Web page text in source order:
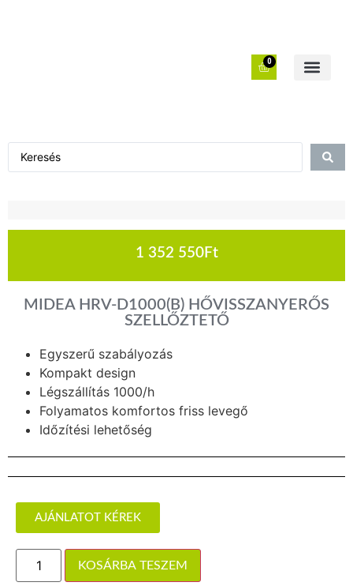
0
1 352 550Ft
MIDEA HRV-D1000(B) HŐVISSZANYERŐS
SZELLŐZTETŐ
Egyszerű szabályozás
Kompakt design
Légszállítás 1000/h
Folyamatos komfortos friss levegő
Időzítési lehetőség
AJÁNLATOT KÉREK
KOSÁRBA TESZEM